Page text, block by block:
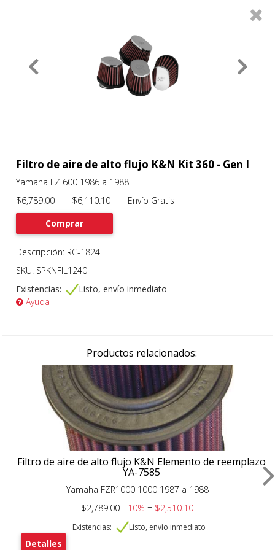
0
Previous
Filtro de aire de alto flujo K&N Kit 360 - Gen I
Yamaha FZ 600 1986 a 1988
$6,789.00$6,110.10 Envío Gratis
Comprar
Descripción: RC-1824
SKU: SPKNFIL1240
Existencias:
Listo, envío inmediato
Ayuda
Productos relacionados:
Filtro de aire de alto flujo K&N Elemento de reemplazo
YA-7585
Yamaha FZR1000 1000 1987 a 1988
$2,789.00 - 10%= $2,510.10
Existencias: Listo, envío inmediato
Detalles